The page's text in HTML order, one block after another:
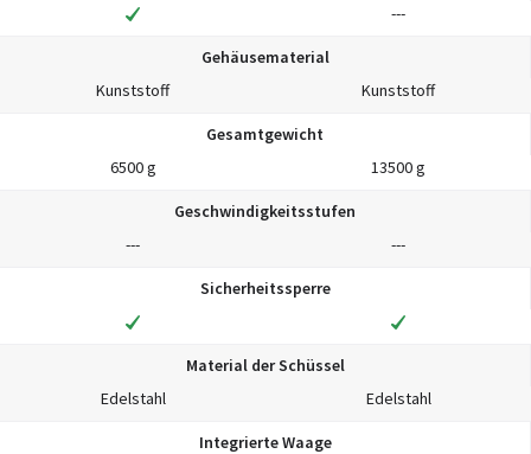
---
Gehäusematerial
Kunststoff
Kunststoff
Gesamtgewicht
6500 g
13500 g
Geschwindigkeitsstufen
---
---
Sicherheitssperre
Material der Schüssel
Edelstahl
Edelstahl
Integrierte Waage